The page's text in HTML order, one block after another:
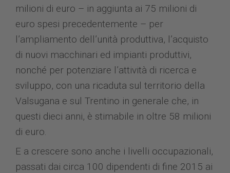
milioni di euro – in aggiunta ai 75 milioni di
euro spesi precedentemente – per
l’ampliamento dell’unità produttiva, l’acquisto
di nuovi macchinari ed impianti produttivi,
nonché per potenziare l’attività di ricerca e
sviluppo, con una ricaduta sul territorio della
Valsugana e sul Trentino in generale che, in
questi dieci anni, è stimabile in oltre 58 milioni
di euro.
E a crescere sono anche i livelli occupazionali,
passati dai circa 100 dipendenti di fine 2015 ai